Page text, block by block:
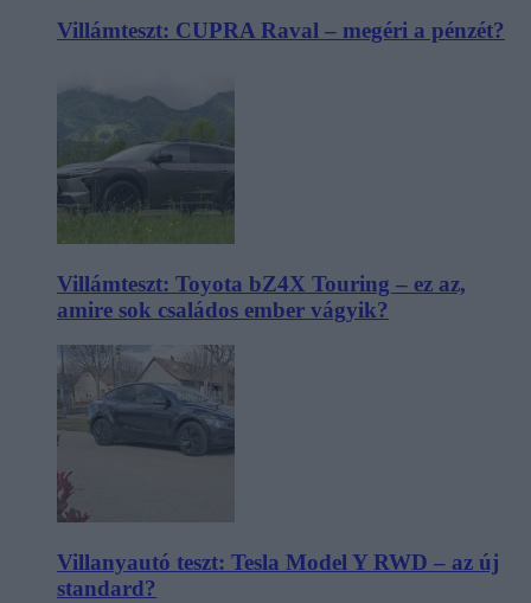
Villámteszt: CUPRA Raval – megéri a pénzét?
Villámteszt: Toyota bZ4X Touring – ez az,
amire sok családos ember vágyik?
Villanyautó teszt: Tesla Model Y RWD – az új
standard?